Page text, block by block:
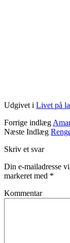
Udgivet i Livet på
Forrige indlæg
Næste Indlæg
Skriv et svar
Din e-mailadresse
markeret med *
Kommentar